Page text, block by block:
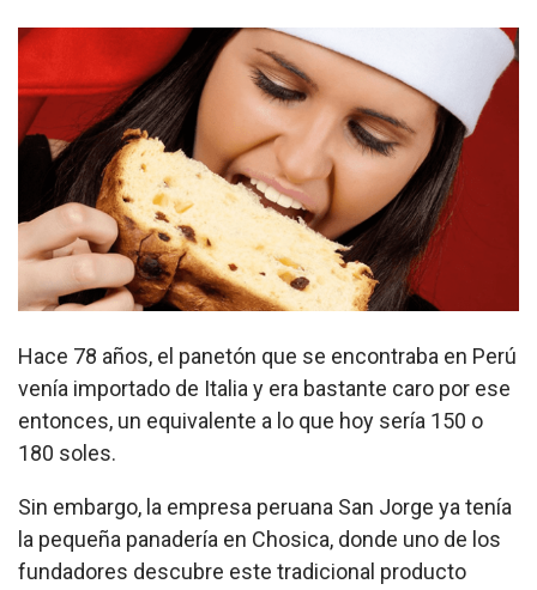
Hace 78 años, el panetón que se encontraba en Perú
venía importado de Italia y era bastante caro por ese
entonces, un equivalente a lo que hoy sería 150 o
180 soles.
Sin embargo, la empresa peruana San Jorge ya tenía
la pequeña panadería en Chosica, donde uno de los
fundadores descubre este tradicional producto